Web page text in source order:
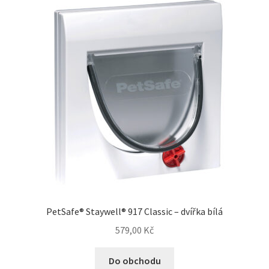
Concept for Life pro kočky — Krmivo pro každou životní
Feringa pro kočky — Lisované za studena a přírodní
Fontány pro kočky
Hill’s pro kočky — Veterinární a prémiová výživa
KočkolitPetSafe® Staywell® 917 Classic – dvířka bílá
579,00 Kč
Do obchodu